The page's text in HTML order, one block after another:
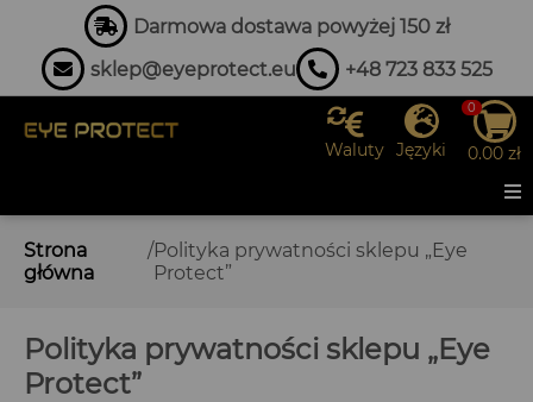
Darmowa dostawa powyżej 150 zł
sklep@eyeprotect.eu
+48 723 833 525
Waluty Języki
0
0.00 zł
Strona
główna
/Polityka prywatności sklepu „Eye
Protect”
Polityka prywatności sklepu „Eye
Protect”